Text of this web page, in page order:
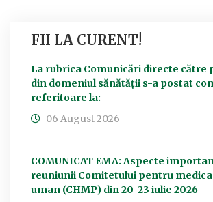
FII LA CURENT!
La rubrica Comunicări directe către
din domeniul sănătății s-a postat
referitoare la:
06 August 2026
COMUNICAT EMA: Aspecte
reuniunii Comitetului pentru
uman (CHMP) din 20-23 iulie 2026